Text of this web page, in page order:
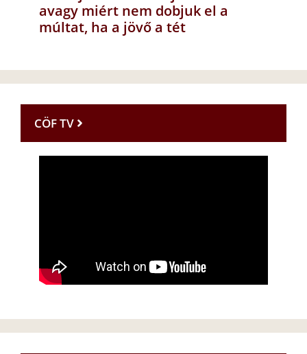
avagy miért nem dobjuk el a
múltat, ha a jövő a tét
CÖF TV